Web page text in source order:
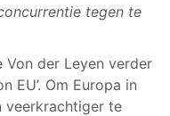
tegen te
der Leyen verder
EU’. Om Europa in
veerkrachtiger te